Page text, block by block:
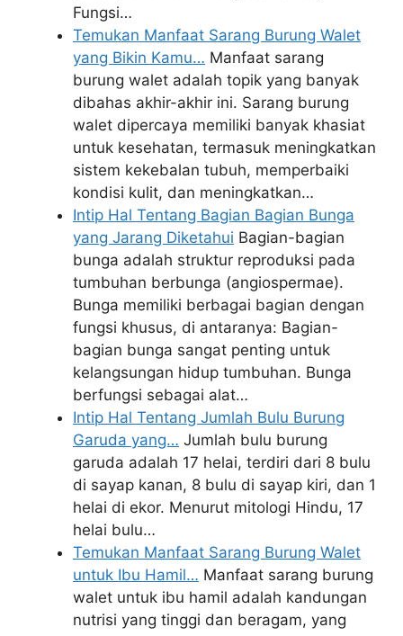
Fungsi…
Temukan Manfaat Sarang Burung Walet
yang Bikin Kamu… Manfaat sarang
burung walet adalah topik yang banyak
dibahas akhir-akhir ini. Sarang burung
walet dipercaya memiliki banyak khasiat
untuk kesehatan, termasuk meningkatkan
sistem kekebalan tubuh, memperbaiki
kondisi kulit, dan meningkatkan…
Intip Hal Tentang Bagian Bagian Bunga
yang Jarang Diketahui Bagian-bagian
bunga adalah struktur reproduksi pada
tumbuhan berbunga (angiospermae).
Bunga memiliki berbagai bagian dengan
fungsi khusus, di antaranya: Bagian-
bagian bunga sangat penting untuk
kelangsungan hidup tumbuhan. Bunga
berfungsi sebagai alat…
Intip Hal Tentang Jumlah Bulu Burung
Garuda yang… Jumlah bulu burung
garuda adalah 17 helai, terdiri dari 8 bulu
di sayap kanan, 8 bulu di sayap kiri, dan 1
helai di ekor. Menurut mitologi Hindu, 17
helai bulu…
Temukan Manfaat Sarang Burung Walet
untuk Ibu Hamil… Manfaat sarang burung
walet untuk ibu hamil adalah kandungan
nutrisi yang tinggi dan beragam, yang